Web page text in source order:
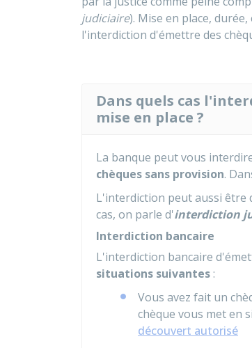
judiciaire). Mise en place,
l'interdiction d'émettre des
Dans quels cas
mise en place ?
La banque peut vous
chèques sans provision.
L'interdiction peut aussi être
cas, on parle d'interdiction
Interdiction bancaire
L'interdiction bancaire
situations suivantes :
Vous avez fait un
chèque vous met en
découvert autorisé